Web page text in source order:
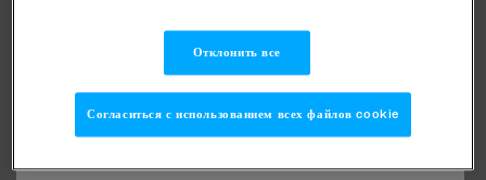
Отклонить все
Согласиться с использованием всех файлов cookie